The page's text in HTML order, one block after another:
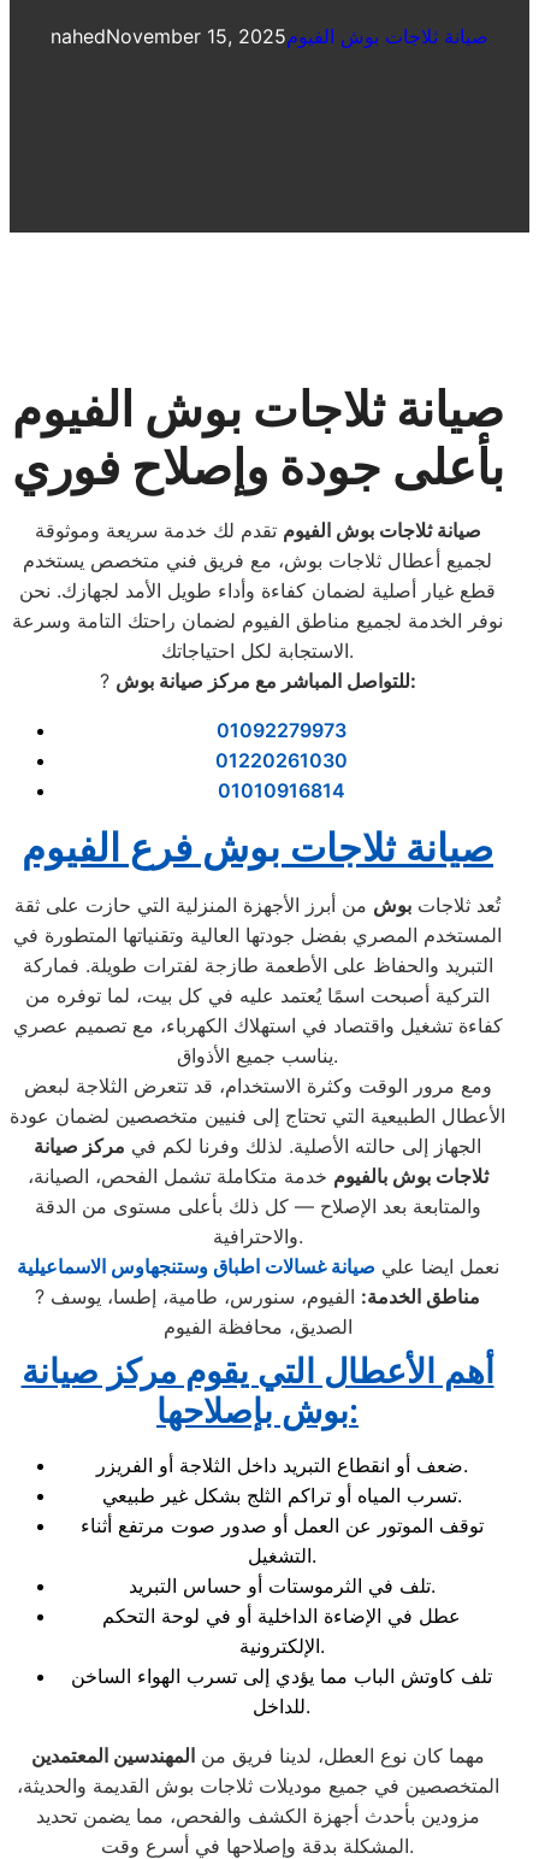
nahedNovember 15, 2025صيانة ثلاجات بوش الفيوم
صيانة ثلاجات بوش الفيوم
بأعلى جودة وإصلاح فوري
صيانة ثلاجات بوش الفيوم تقدم لك خدمة سريعة وموثوقة
لجميع أعطال ثلاجات بوش، مع فريق فني متخصص يستخدم
قطع غيار أصلية لضمان كفاءة وأداء طويل الأمد لجهازك. نحن
نوفر الخدمة لجميع مناطق الفيوم لضمان راحتك التامة وسرعة
الاستجابة لكل احتياجاتك.
?
للتواصل المباشر مع مركز صيانة بوش:
01092279973
01220261030
01010916814
صيانة ثلاجات بوش فرع الفيوم
تُعد ثلاجات بوش من أبرز الأجهزة المنزلية التي حازت على ثقة
المستخدم المصري بفضل جودتها العالية وتقنياتها المتطورة في
التبريد والحفاظ على الأطعمة طازجة لفترات طويلة. فماركة
التركية أصبحت اسمًا يُعتمد عليه في كل بيت، لما توفره من
كفاءة تشغيل واقتصاد في استهلاك الكهرباء، مع تصميم عصري
يناسب جميع الأذواق.
ومع مرور الوقت وكثرة الاستخدام، قد تتعرض الثلاجة لبعض
الأعطال الطبيعية التي تحتاج إلى فنيين متخصصين لضمان عودة
الجهاز إلى حالته الأصلية. لذلك وفرنا لكم في مركز صيانة
ثلاجات بوش بالفيوم خدمة متكاملة تشمل الفحص، الصيانة،
والمتابعة بعد الإصلاح — كل ذلك بأعلى مستوى من الدقة
والاحترافية.
نعمل ايضا علي صيانة غسالات اطباق وستنجهاوس الاسماعيلية
?
مناطق الخدمة: الفيوم، سنورس، طامية، إطسا، يوسف
الصديق، محافظة الفيوم
أهم الأعطال التي يقوم مركز صيانة
بوش بإصلاحها:
ضعف أو انقطاع التبريد داخل الثلاجة أو الفريزر.
تسرب المياه أو تراكم الثلج بشكل غير طبيعي.
توقف الموتور عن العمل أو صدور صوت مرتفع أثناء
التشغيل.
تلف في الثرموستات أو حساس التبريد.
عطل في الإضاءة الداخلية أو في لوحة التحكم
الإلكترونية.
تلف كاوتش الباب مما يؤدي إلى تسرب الهواء الساخن
للداخل.
مهما كان نوع العطل، لدينا فريق منالمهندسين المعتمدين
المتخصصين في جميع موديلات ثلاجات بوش القديمة والحديثة،
مزودين بأحدث أجهزة الكشف والفحص، مما يضمن تحديد
المشكلة بدقة وإصلاحها في أسرع وقت.